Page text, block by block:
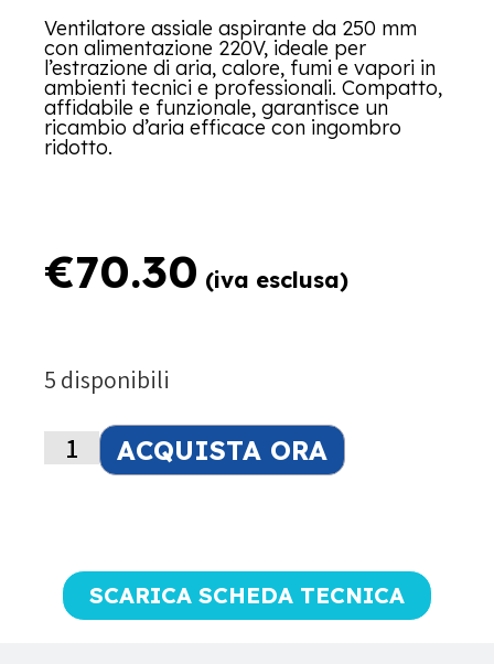
SCARICA SCHEDA TECNICA
Ventilatore assiale aspirante da 250 mm
con alimentazione 220V, ideale per
l’estrazione di aria, calore, fumi e vapori in
ambienti tecnici e professionali. Compatto,
affidabile e funzionale, garantisce un
ricambio d’aria efficace con ingombro
ridotto.
€70.30 (iva esclusa)
5 disponibili
ACQUISTA ORA